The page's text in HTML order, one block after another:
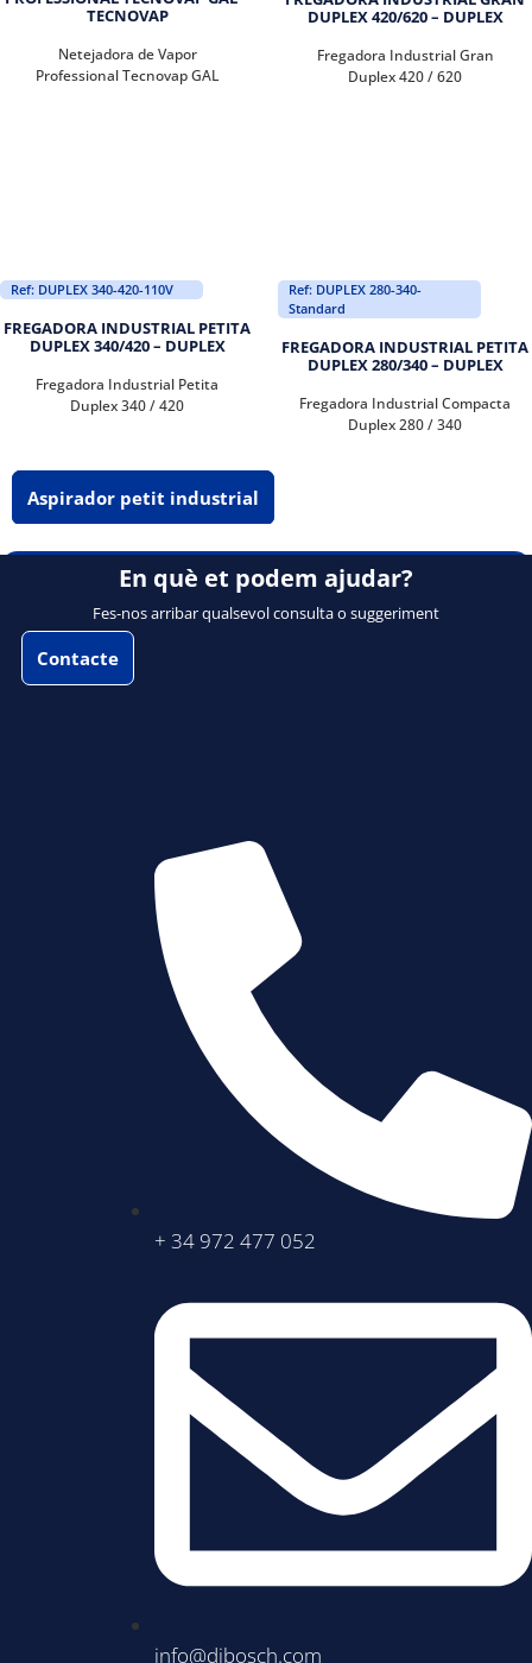
TECNOVAP
Netejadora de Vapor
Professional Tecnovap GAL
DUPLEX 420/620 – DUPLEX
Fregadora Industrial Gran
Duplex 420 / 620
Ref: DUPLEX 340-420-110V
FREGADORA INDUSTRIAL PETITA
DUPLEX 340/420 – DUPLEX
Fregadora Industrial Petita
Duplex 340 / 420
Ref: DUPLEX 280-340-
Standard
FREGADORA INDUSTRIAL PETITA
DUPLEX 280/340 – DUPLEX
Fregadora Industrial Compacta
Duplex 280 / 340
Aspirador petit industrial
En què et podem ajudar?
Fes-nos arribar qualsevol consulta o suggeriment
Contacte
+ 34 972 477 052
info@dibosch.com